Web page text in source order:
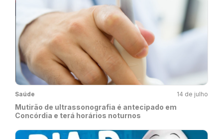
Saúde 14 de julho
Mutirão de ultrassonografia é antecipado em
Concórdia e terá horários noturnos